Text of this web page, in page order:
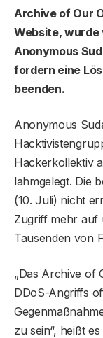
Archive of Our
Website, wurde
Anonymous
fordern eine
beenden.
Anonymous
Hackerkollektiv
lahmgelegt. Die
(10. Juli) nicht
Zugriff mehr auf
Tausenden von
„Das Archive of
DDoS-Angriffs
zu sein“, heißt